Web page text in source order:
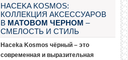
HACEKA KOSMOS:
КОЛЛЕКЦИЯ АКСЕССУАРОВ
В МАТОВОМ ЧЕРНОМ –
СМЕЛОСТЬ И СТИЛЬ
Haceka Kosmos чёрный – это
современная и выразительная